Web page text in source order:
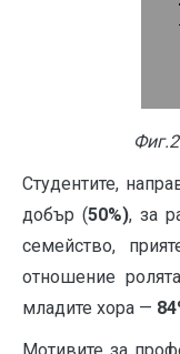
Студентите,
добър (50%), за
семейство,
отношение
младите хора —